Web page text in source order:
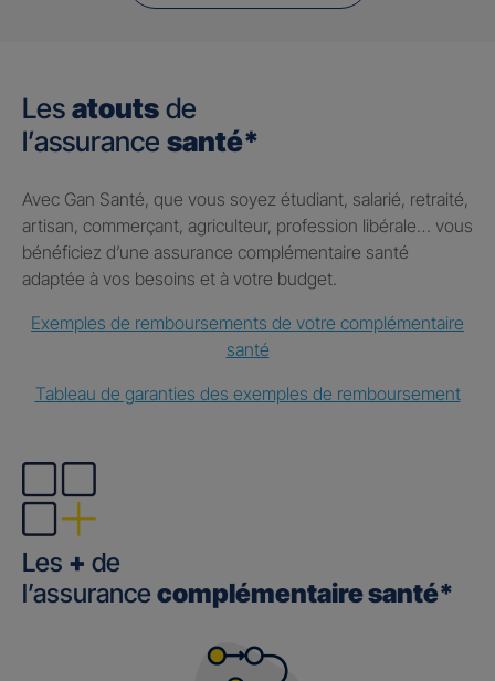
Les atouts de
l’assurance santé*
Avec Gan Santé, que vous soyez étudiant, salarié, retraité,
artisan, commerçant, agriculteur, profession libérale… vous
bénéficiez d’une assurance complémentaire santé
adaptée à vos besoins et à votre budget.
Exemples de remboursements de votre complémentaire
santé
Tableau de garanties des exemples de remboursement
Les + de
l’assurance complémentaire santé*